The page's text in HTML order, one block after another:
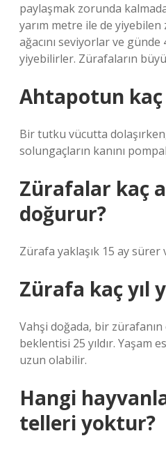
paylaşmak zorunda
yarım metre ile de
ağacını seviyorlar ve
yiyebilirler. Zürafaların
Ahtapotun
Bir tutku vücutta
solungaçların kanını
Zürafalar kaç
doğurur?
Zürafa yaklaşık 15 ay
Zürafa kaç yıl
Vahşi doğada, bir
beklentisi 25 yıldır. Yaşam
uzun olabilir.
Hangi
telleri yoktur?